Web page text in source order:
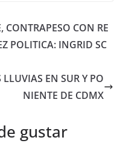
CONTRAPESO CON RE
POLITICA: INGRID SC
EN SUR Y PO
NIENTE DE CDMX
gustar